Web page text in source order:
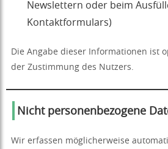
Newslettern oder beim
Kontaktformulars)
Die Angabe dieser Informationen ist
der Zustimmung des Nutzers.
Nicht personenbezogene
Wir erfassen möglicherweise